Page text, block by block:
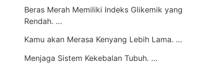
Beras Merah Memiliki Indeks Glikemik yang
Rendah. …
Kamu akan Merasa Kenyang Lebih Lama. …
Menjaga Sistem Kekebalan Tubuh. …